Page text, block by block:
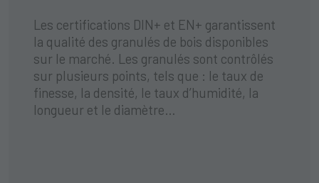
Les certifications DIN+ et EN+ garantissent
la qualité des granulés de bois disponibles
sur le marché. Les granulés sont contrôlés
sur plusieurs points, tels que : le taux de
finesse, la densité, le taux d’humidité, la
longueur et le diamètre…